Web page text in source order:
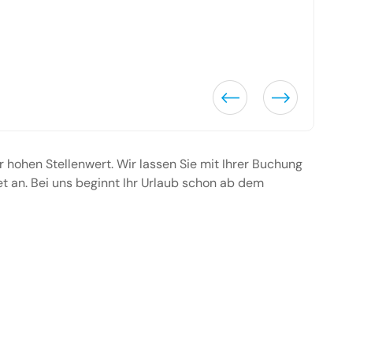
Stellenwert. Wir lassen Sie mit Ihrer Buchung
Bei uns beginnt Ihr Urlaub schon ab dem